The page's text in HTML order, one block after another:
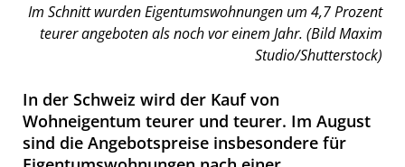
Im Schnitt wurden Eigentumswohnungen um 4,7 Prozent
teurer angeboten als noch vor einem Jahr. (Bild Maxim
Studio/Shutterstock)
In der Schweiz wird der Kauf von
Wohneigentum teurer und teurer. Im August
sind die Angebotspreise insbesondere für